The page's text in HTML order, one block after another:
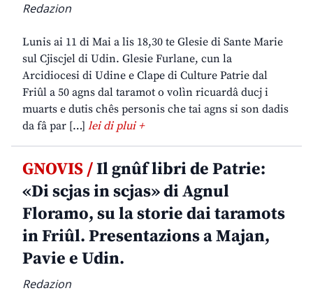
Redazion
Lunis ai 11 di Mai a lis 18,30 te Glesie di Sante Marie
sul Cjiscjel di Udin. Glesie Furlane, cun la
Arcidiocesi di Udine e Clape di Culture Patrie dal
Friûl a 50 agns dal taramot o volìn ricuardâ ducj i
muarts e dutis chês personis che tai agns si son dadis
da fâ par […] lei di plui +
GNOVIS /Il gnûf libri de Patrie:
«Di scjas in scjas» di Agnul
Floramo, su la storie dai taramots
in Friûl. Presentazions a Majan,
Pavie e Udin.
Redazion